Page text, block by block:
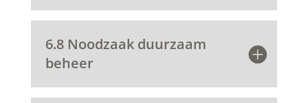
6.8 Noodzaak duurzaam
beheer